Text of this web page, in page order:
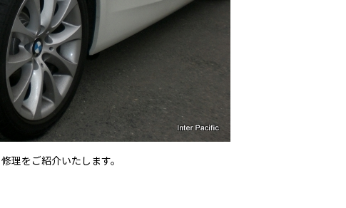
理をご紹介いたします。